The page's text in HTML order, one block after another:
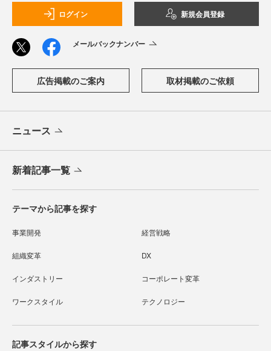
ログイン 新規会員登録
メールバックナンバー
広告掲載のご案内 取材掲載のご依頼
ニュース
新着記事一覧
テーマから記事を探す
事業開発 経営戦略
組織変革 DX
インダストリー コーポレート変革
ワークスタイル テクノロジー
記事スタイルから探す